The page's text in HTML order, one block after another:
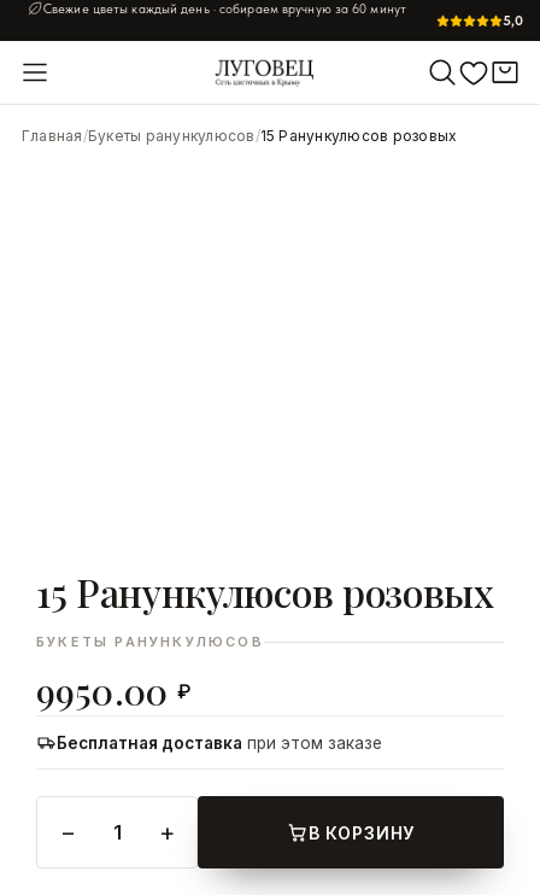
Свежие цветы каждый день · собираем вручную за 60 минут
5,0
Главная/Букеты ранункулюсов/15 Ранункулюсов розовых
15 Ранункулюсов розовых
БУКЕТЫ РАНУНКУЛЮСОВ
9950.00 ₽
Бесплатная доставка при этом заказе
− 1 + В КОРЗИНУ
ДОБАВИТЬ
В КОРЗИНУ